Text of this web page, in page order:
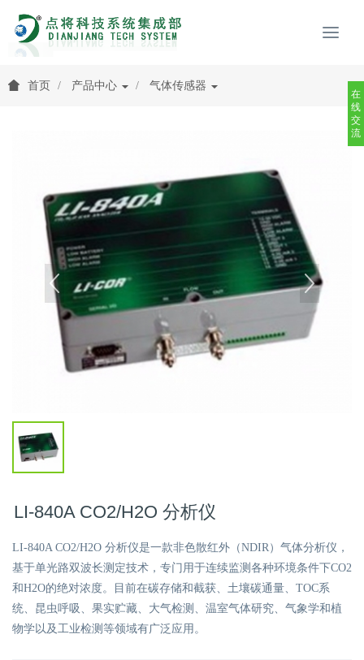
首页 产品中心 气体传感器
LI-840A CO2/H2O 分析仪
LI-840A CO2/H2O 分析仪是一款非色散红外（NDIR）气体分析仪，
基于单光路双波长测定技术，专门用于连续监测各种环境条件下CO2
和H2O的绝对浓度。目前在碳存储和截获、土壤碳通量、TOC系
统、昆虫呼吸、果实贮藏、大气检测、温室气体研究、气象学和植
物学以及工业检测等领域有广泛应用。
在
线
交
流